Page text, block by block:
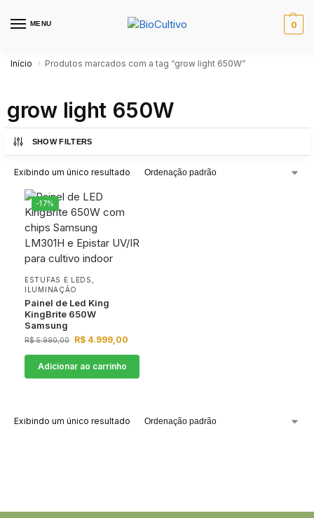
MENU 0
Início / Produtos marcados com a tag “grow light 650W”
grow light 650W
SHOW FILTERS
Exibindo um único resultado
-17%
ESTUFAS E LEDS
ILUMINAÇÃO
Painel de Led King
KingBrite 650W
Samsung
R$5.990,00 R$ 4.999,00
Adicionar ao carrinho
Exibindo um único resultado